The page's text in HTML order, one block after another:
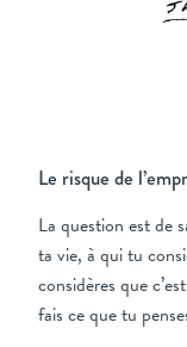
Le risque de
La question est de
ta vie, à qui tu
considères que
fais ce que tu